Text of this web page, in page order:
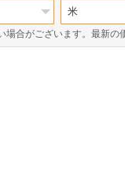
合がございます。最新の